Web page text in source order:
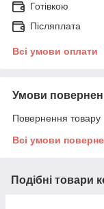
Готівкою
Післяплата
Всі умови оплати
Умови
Повернення товару
Всі умови
Подібні товари